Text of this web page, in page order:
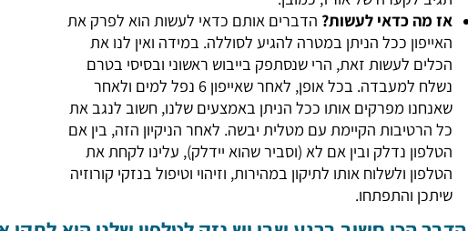
לאחר מכן – ואת הקורוזיה הזאת לא ניתן לספוח והיא לא
של אורז, כמובן.
כדאי לעשות?הדברים אותם כדאי לעשות הוא לפרק את
ככל הניתן במטרה להגיע לסוללה. במידה ואין לנו את
לעשות זאת, הרי שנסתפק בייבוש ראשוני ובסיסי בטרם
נשלח למעבדה. בכל אופן, לאחר שאייפון 6 נפל למים ולאחר
מפרקים אותו ככל הניתן באמצעים שלנו, חשוב לנגב את
הקיימת עם מטלית יבשה. לאחר הניקיון הזה, בין אם
נדלק ובין אם לא (וסביר שהוא יידלק), עלינו לקחת את
ולשלוח אותו לתיקון במהירות, וזיהוי וטיפול בנזקי קורוזיה